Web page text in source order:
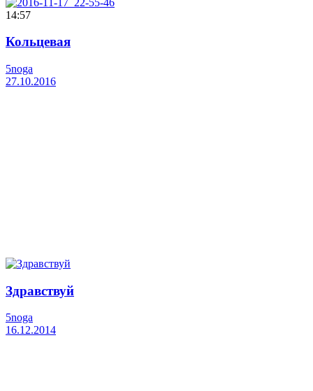
14:57
Кольцевая
5noga
27.10.2016
Здравствуй
5noga
16.12.2014